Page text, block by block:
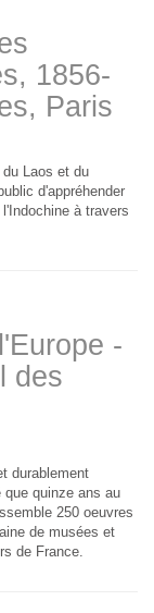
1856-
Paris
Laos et du
d'appréhender
à travers
-
des
durablement
que quinze ans au
250 oeuvres
de musées et
de France.